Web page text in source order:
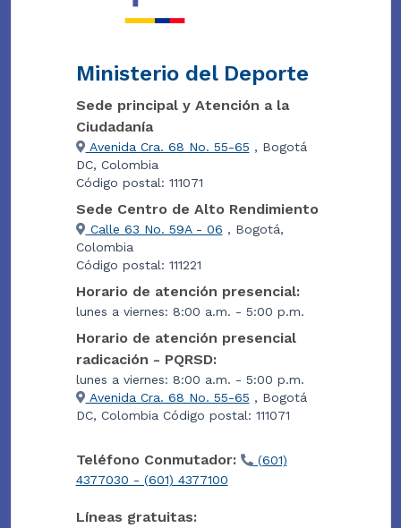
Ministerio del Deporte
Sede principal y Atención a la
Ciudadanía
Avenida Cra. 68 No. 55-65 , Bogotá
DC, Colombia
Código postal: 111071
Sede Centro de Alto Rendimiento
Calle 63 No. 59A - 06 , Bogotá,
Colombia
Código postal: 111221
Horario de atención presencial:
lunes a viernes: 8:00 a.m. - 5:00 p.m.
Horario de atención presencial
radicación - PQRSD:
lunes a viernes: 8:00 a.m. - 5:00 p.m.
Avenida Cra. 68 No. 55-65 , Bogotá
DC, Colombia Código postal: 111071
Teléfono Conmutador:
(601)
4377030 - (601) 4377100
Líneas gratuitas: